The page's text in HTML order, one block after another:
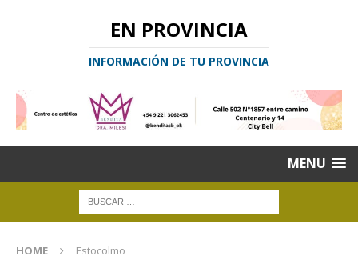
EN PROVINCIA
INFORMACIÓN DE TU PROVINCIA
MENU
HOME Estocolmo